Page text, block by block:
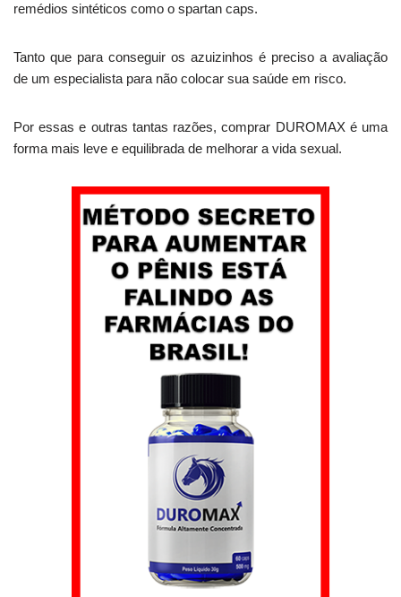
remédios sintéticos como o spartan caps.
Tanto que para conseguir os azuizinhos é preciso a avaliação
de um especialista para não colocar sua saúde em risco.
Por essas e outras tantas razões, comprar DUROMAX é uma
forma mais leve e equilibrada de melhorar a vida sexual.